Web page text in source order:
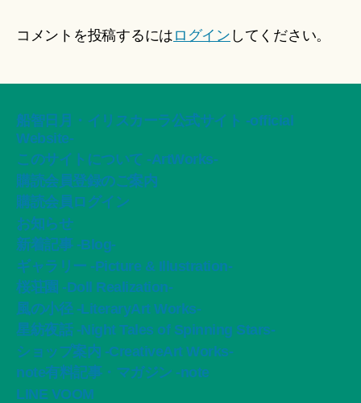
コメントを投稿するには ログイン してください。
船智日月・イリスカーラ公式サイト -official
Website-
このサイトについて -ArtWorks-
購読会員登録のご案内
購読会員ログイン
お知らせ
新着記事 -Blog-
ギャラリー -Picture & Illustration-
桜荘園 -Doll Realization-
風の小径 -LiteraryArt Works-
星紡夜話 -Night Tales of Spinning Stars-
ショップ案内 -CreativeArt Works-
note有料記事・マガジン -note
LINE VOOM